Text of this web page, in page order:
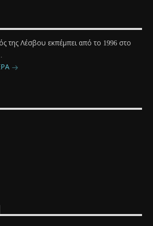
της Λέσβου εκπέμπει από το 1996 στο